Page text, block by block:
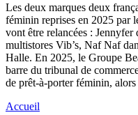
Les deux marques deux
féminin reprises en 2025 par
vont être relancées : Jennyfer
multistores Vib’s, Naf Naf
Halle. En 2025, le Groupe
barre du tribunal de
de prêt-à-porter féminin, alors
Accueil